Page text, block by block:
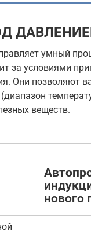
умный
за условиями
Они позволяют
веществ.
нового